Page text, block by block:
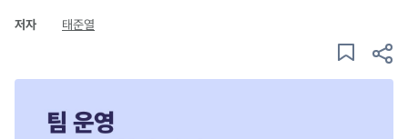
저자 태준열